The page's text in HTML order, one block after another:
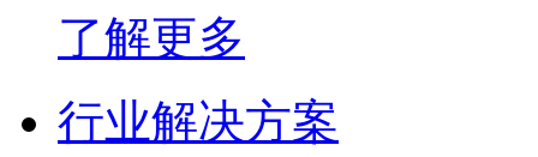
了解更多
行业解决方案